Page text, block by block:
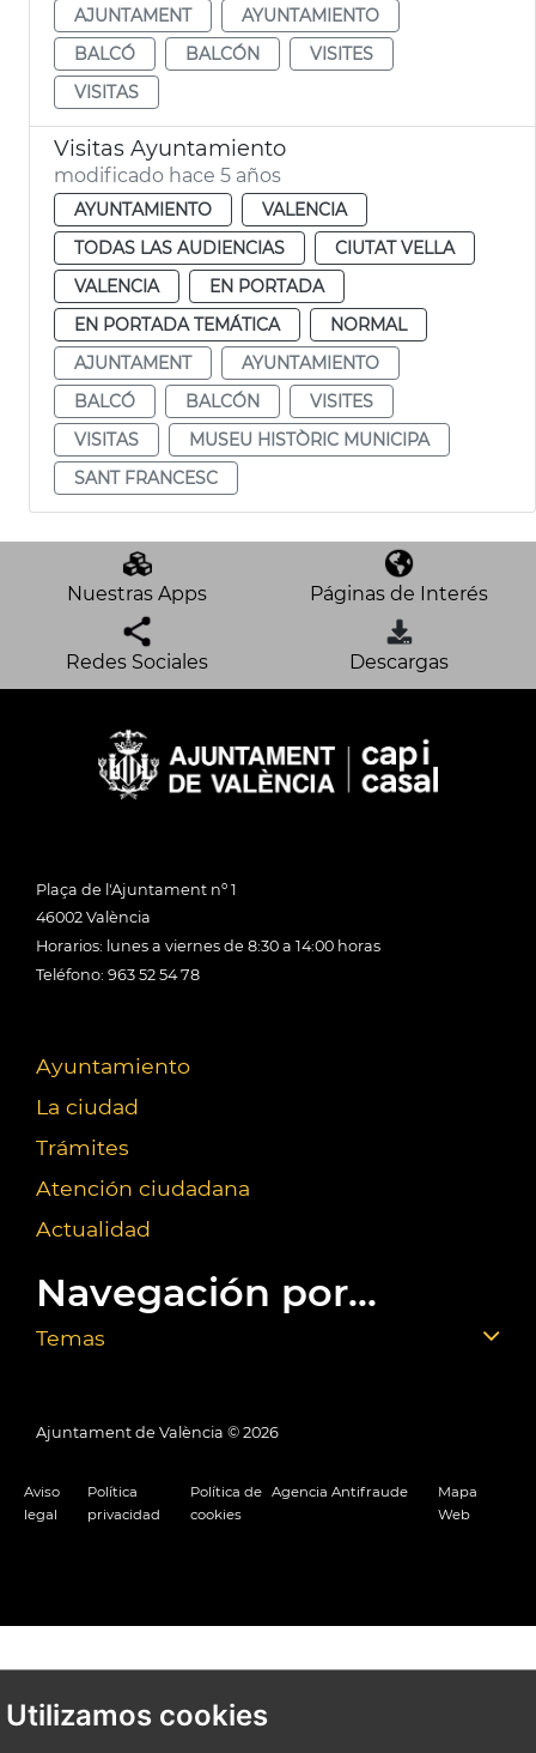
Utilizamos cookies
AJUNTAMENT
AYUNTAMIENTO
BALCÓ
BALCÓN
VISITES
VISITAS
Visitas Ayuntamiento
modificado hace 5 años
AYUNTAMIENTO
VALENCIA
TODAS LAS AUDIENCIAS
CIUTAT VELLA
VALENCIA
EN PORTADA
EN PORTADA TEMÁTICA
NORMAL
AJUNTAMENT
AYUNTAMIENTO
BALCÓ
BALCÓN
VISITES
VISITAS
MUSEU HISTÒRIC MUNICIPA
SANT FRANCESC
Nuestras Apps Páginas de Interés
Redes Sociales Descargas
Plaça de l'Ajuntament nº 1
46002 València
Horarios: lunes a viernes de 8:30 a 14:00 horas
Teléfono: 963 52 54 78
Ayuntamiento
La ciudad
Trámites
Atención ciudadana
Actualidad
Navegación por...
Temas
Ajuntament de València © 2026
Aviso
legal
Política
privacidad
Política de
cookies
Agencia Antifraude
Mapa
Web